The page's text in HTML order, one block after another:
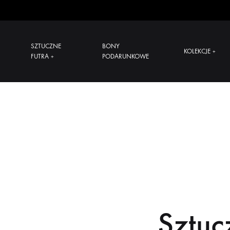
SZTUCZNE
FUTRA +
BONY
PODARUNKOWE
KOLEKCJE +